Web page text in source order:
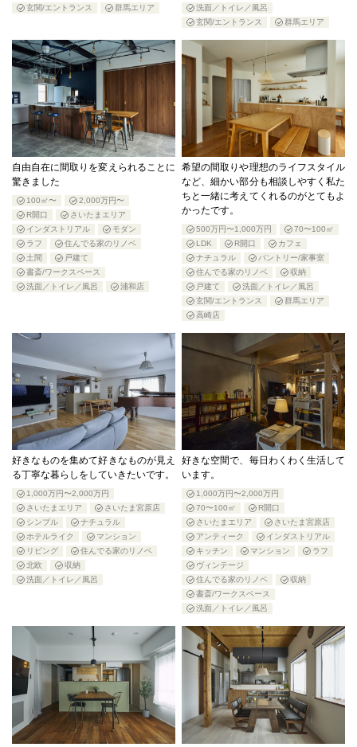
玄関/エントランス
群馬エリア
洗面／トイレ／風呂
玄関/エントランス
群馬エリア
自由自在に間取りを変えられることに
驚きました
100㎡〜
2,000万円〜
R開口
さいたまエリア
インダストリアル
モダン
ラフ
住んでる家のリノベ
土間
戸建て
書斎/ワークスペース
洗面／トイレ／風呂
浦和店
希望の間取りや理想のライフスタイル
など、細かい部分も相談しやすく私た
ちと一緒に考えてくれるのがとてもよ
かったです。
500万円〜1,000万円
70〜100㎡
LDK
R開口
カフェ
ナチュラル
パントリー/家事室
住んでる家のリノベ
収納
戸建て
洗面／トイレ／風呂
玄関/エントランス
群馬エリア
高崎店
好きなものを集めて好きなものが見え
る丁寧な暮らしをしていきたいです。
1,000万円〜2,000万円
さいたまエリア
さいたま宮原店
シンプル
ナチュラル
ホテルライク
マンション
リビング
住んでる家のリノベ
北欧
収納
洗面／トイレ／風呂
好きな空間で、毎日わくわく生活して
います。
1,000万円〜2,000万円
70〜100㎡
R開口
さいたまエリア
さいたま宮原店
アンティーク
インダストリアル
キッチン
マンション
ラフ
ヴィンテージ
住んでる家のリノベ
収納
書斎/ワークスペース
洗面／トイレ／風呂